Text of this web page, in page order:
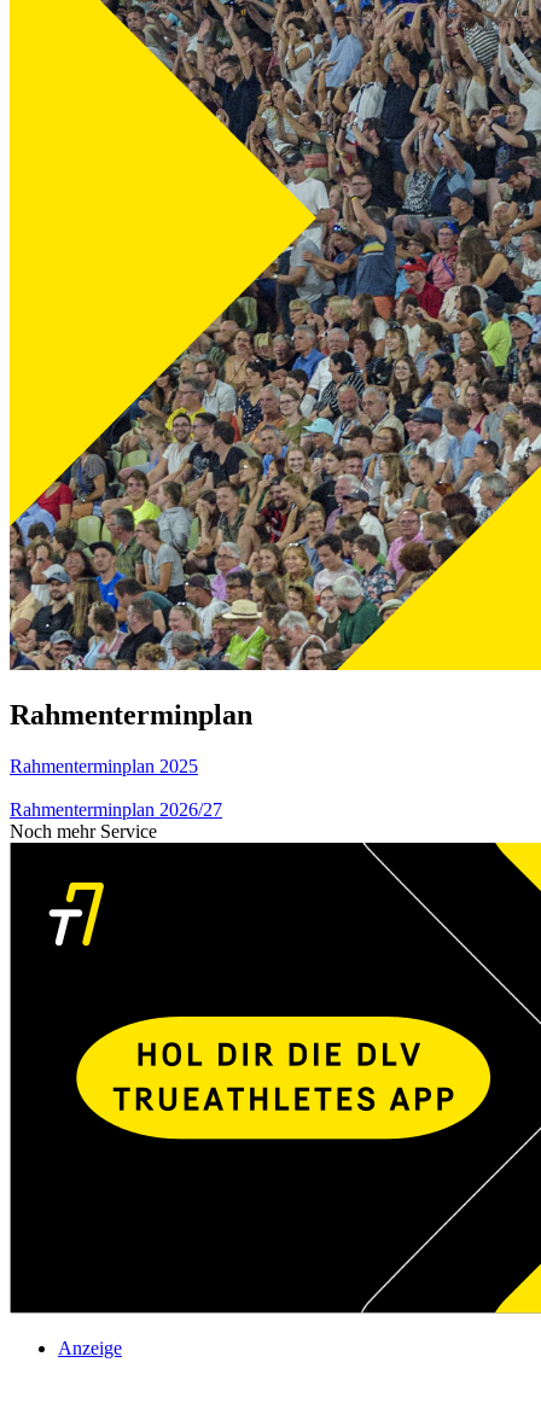
Rahmenterminplan
Rahmenterminplan 2025
Rahmenterminplan 2026/27
Noch mehr Service
Anzeige